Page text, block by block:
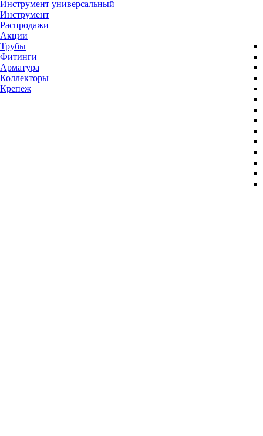
Инструмент универсальный
Инструмент
Распродажи
Акции
Трубы
Фитинги
Арматура
Коллекторы
Крепеж